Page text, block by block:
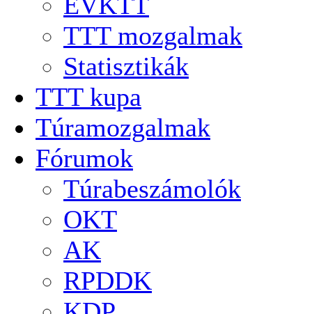
TTT mozgalmak
Statisztikák
TTT kupa
Túramozgalmak
Fórumok
Túrabeszámolók
OKT
AK
RPDDK